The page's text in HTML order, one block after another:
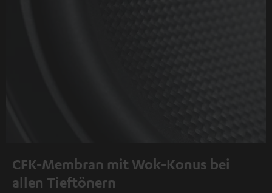
CFK-Membran mit Wok-Konus bei
allen Tieftönern